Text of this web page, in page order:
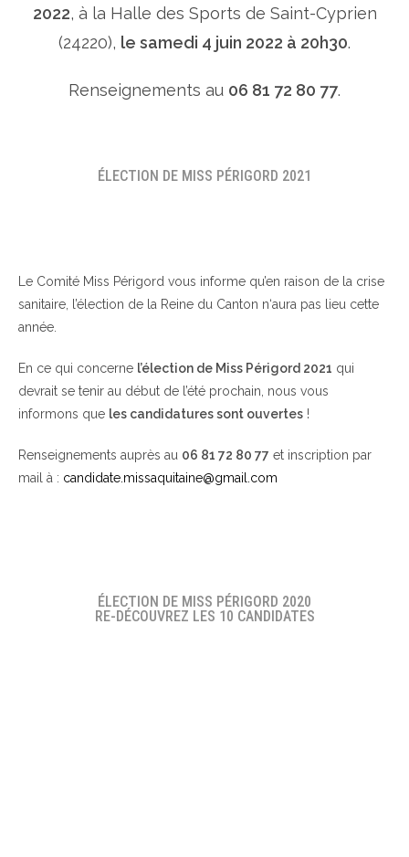
2022, à la Halle des Sports de Saint-Cyprien
(24220), le samedi 4 juin 2022 à 20h30.
Renseignements au 06 81 72 80 77.
ÉLECTION DE MISS PÉRIGORD 2021
Le Comité Miss Périgord vous informe qu’en raison de la crise
sanitaire, l’élection de la Reine du Canton n‘aura pas lieu cette
année.
En ce qui concerne l’élection de Miss Périgord 2021 qui
devrait se tenir au début de l’été prochain, nous vous
informons que les candidatures sont ouvertes !
Renseignements auprès au 06 81 72 80 77 et inscription par
mail à : candidate.missaquitaine@gmail.com
ÉLECTION DE MISS PÉRIGORD 2020
RE-DÉCOUVREZ LES 10 CANDIDATES